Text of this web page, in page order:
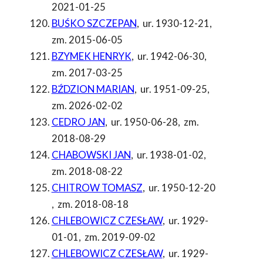
2021-01-25
BUŚKO SZCZEPAN, ur. 1930-12-21,
zm. 2015-06-05
BZYMEK HENRYK, ur. 1942-06-30,
zm. 2017-03-25
BŹDZION MARIAN, ur. 1951-09-25,
zm. 2026-02-02
CEDRO JAN, ur. 1950-06-28, zm.
2018-08-29
CHABOWSKI JAN, ur. 1938-01-02,
zm. 2018-08-22
CHITROW TOMASZ, ur. 1950-12-20
, zm. 2018-08-18
CHLEBOWICZ CZESŁAW, ur. 1929-
01-01, zm. 2019-09-02
CHLEBOWICZ CZESŁAW, ur. 1929-